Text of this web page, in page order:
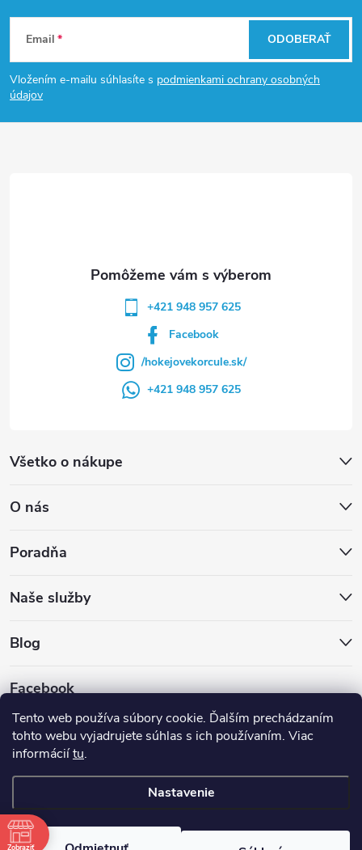
Tento web používa súbory cookie. Ďalším prechádzaním
tohto webu vyjadrujete súhlas s ich používaním. Viac
informáciítu.
Nastavenie
Z
á
p
Email
Vložením e-mailu súhlasíte s podmienkami ochrany osobných
údajov
ODOBERAŤ
Všetko o nákupe
O nás
Poradňa
Naše služby
Blog
Facebook
+421 948 957 625
Facebook
/hokejovekorcule.sk/
+421 948 957 625
Copyright 2026 Hokejovekorcule.sk. Všetky práva vyhradené.
Zobraziť